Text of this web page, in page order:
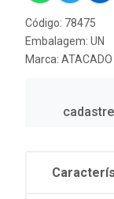
Código: 78475
Embalagem: UN
Marca: ATACADO